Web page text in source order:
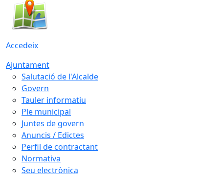
Accedeix
Ajuntament
Salutació de l'Alcalde
Govern
Tauler informatiu
Ple municipal
Juntes de govern
Anuncis / Edictes
Perfil de contractant
Normativa
Seu electrònica